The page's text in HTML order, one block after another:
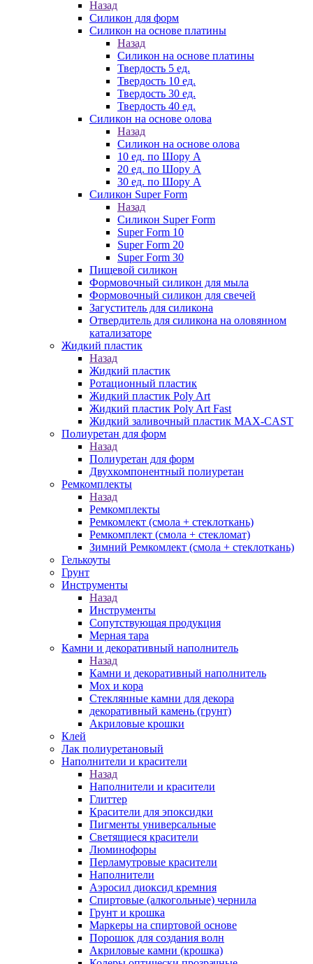
Назад
Силикон для форм
Силикон на основе платины
Назад
Силикон на основе платины
Твердость 5 ед.
Твердость 10 ед.
Твердость 30 ед.
Твердость 40 ед.
Силикон на основе олова
Назад
Силикон на основе олова
10 ед. по Шору А
20 ед. по Шору А
30 ед. по Шору А
Силикон Super Form
Назад
Силикон Super Form
Super Form 10
Super Form 20
Super Form 30
Пищевой силикон
Формовочный силикон для мыла
Формовочный силикон для свечей
Загуститель для силикона
Отвердитель для силикона на оловянном
катализаторе
Жидкий пластик
Назад
Жидкий пластик
Ротационный пластик
Жидкий пластик Poly Art
Жидкий пластик Poly Art Fast
Жидкий заливочный пластик MAX-CAST
Полиуретан для форм
Назад
Полиуретан для форм
Двухкомпонентный полиуретан
Ремкомплекты
Назад
Ремкомплекты
Ремкомлект (смола + стеклоткань)
Ремкомплект (смола + стекломат)
Зимний Ремкомлект (смола + стеклоткань)
Гелькоуты
Грунт
Инструменты
Назад
Инструменты
Сопутствующая продукция
Мерная тара
Камни и декоративный наполнитель
Назад
Камни и декоративный наполнитель
Мох и кора
Стеклянные камни для декора
декоративный камень (грунт)
Акриловые крошки
Клей
Лак полиуретановый
Наполнители и красители
Назад
Наполнители и красители
Глиттер
Красители для эпоксидки
Пигменты универсальные
Светящиеся красители
Люминофоры
Перламутровые красители
Наполнители
Аэросил диоксид кремния
Спиртовые (алкогольные) чернила
Грунт и крошка
Маркеры на спиртовой основе
Порошок для создания волн
Акриловые камни (крошка)